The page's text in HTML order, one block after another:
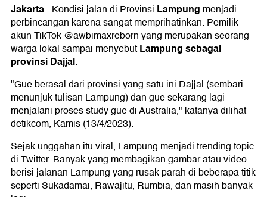
Jakarta-Kondisi jalan di Provinsi Lampung menjadi
perbincangan karena sangat memprihatinkan. Pemilik
akun TikTok @awbimaxreborn yang merupakan seorang
warga lokal sampai menyebutLampung sebagai
provinsi Dajjal.
"Gue berasal dari provinsi yang satu ini Dajjal (sembari
menunjuk tulisan Lampung) dan gue sekarang lagi
menjalani proses study gue di Australia," katanya dilihat
detikcom, Kamis (13/4/2023).
Sejak unggahan itu viral, Lampung menjadi trending topic
di Twitter. Banyak yang membagikan gambar atau video
berisi jalanan Lampung yang rusak parah di beberapa titik
seperti Sukadamai, Rawajitu, Rumbia, dan masih banyak